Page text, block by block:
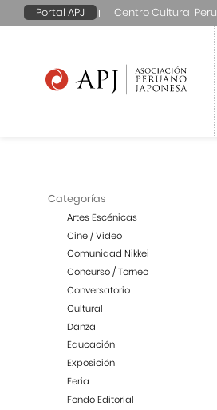
Portal APJ Centro Cultural
Categorías
Artes Escénicas
Cine / Video
Comunidad Nikkei
Concurso / Torneo
Conversatorio
Cultural
Danza
Educación
Exposición
Feria
Fondo Editorial